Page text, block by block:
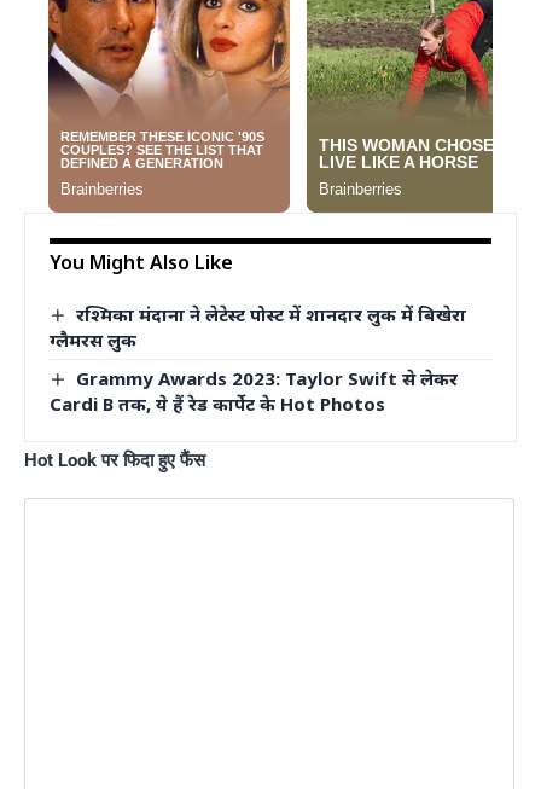
You Might Also Like
रश्मिका मंदाना ने लेटेस्ट पोस्ट में शानदार लुक में बिखेरा
ग्लैमरस लुक
Grammy Awards 2023: Taylor Swift से लेकर
Cardi B तक, ये हैं रेड कार्पेट के Hot Photos
Hot Look पर फिदा हुए फैंस